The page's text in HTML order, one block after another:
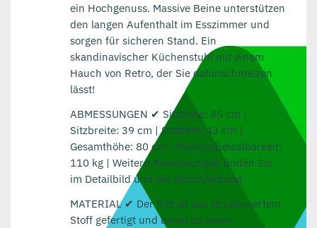
ein Hochgenuss. Massive Beine unterstützen
den langen Aufenthalt im Esszimmer und
sorgen für sicheren Stand. Ein
skandinavischer Küchenstuhl mit einem
Hauch von Retro, der Sie dahinschmelzen
lässt!
ABMESSUNGEN ✔ Sitzhöhe: 45 cm |
Sitzbreite: 39 cm | Sitztiefe: 43 cm |
Gesamthöhe: 80 cm | Maximalbelastbarkeit:
110 kg | Weitere Abmessungen finden Sie
im Detailbild und der Beschreibung.
MATERIAL ✔ Der Sitz ist aus strukturiertem
Stoff gefertigt und bietet so einen